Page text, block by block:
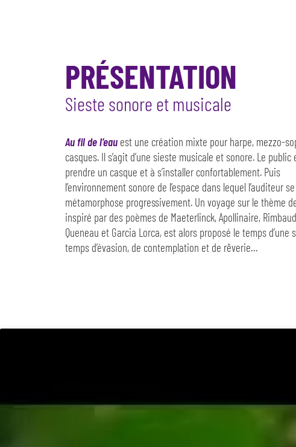
PRÉSENTATION
Sieste sonore et musicale
Au fil de l’eauest une création mixte pour harpe, mezzo-
casques. Il s’agit d’une sieste musicale et sonore. Le
prendre un casque et à s’installer confortablement. Puis
l’environnement sonore de l’espace dans lequel l’auditeur
métamorphose progressivement. Un voyage sur le thème de
inspiré par des poèmes de Maeterlinck, Apollinaire,
Queneau et Garcia Lorca, est alors proposé le temps d’une
temps d’évasion, de contemplation et de rêverie…